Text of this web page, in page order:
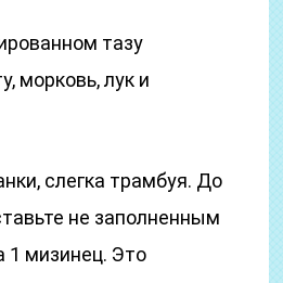
тазу
морковь, лук и
слегка трамбуя. До
не заполненным
1 мизинец. Это